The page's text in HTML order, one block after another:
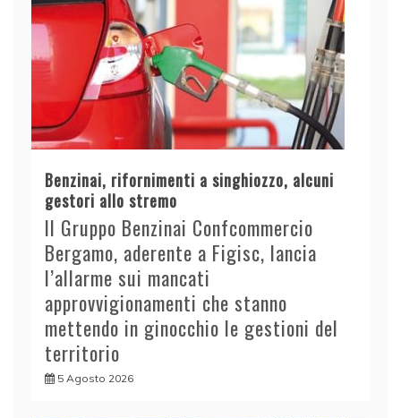
Benzinai, rifornimenti a singhiozzo, alcuni
gestori allo stremo
Il Gruppo Benzinai Confcommercio
Bergamo, aderente a Figisc, lancia
l’allarme sui mancati
approvvigionamenti che stanno
mettendo in ginocchio le gestioni del
territorio
5 Agosto 2026